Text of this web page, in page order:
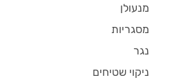
מנעולן
מסגריות
נגר
ניקוי שטיחים